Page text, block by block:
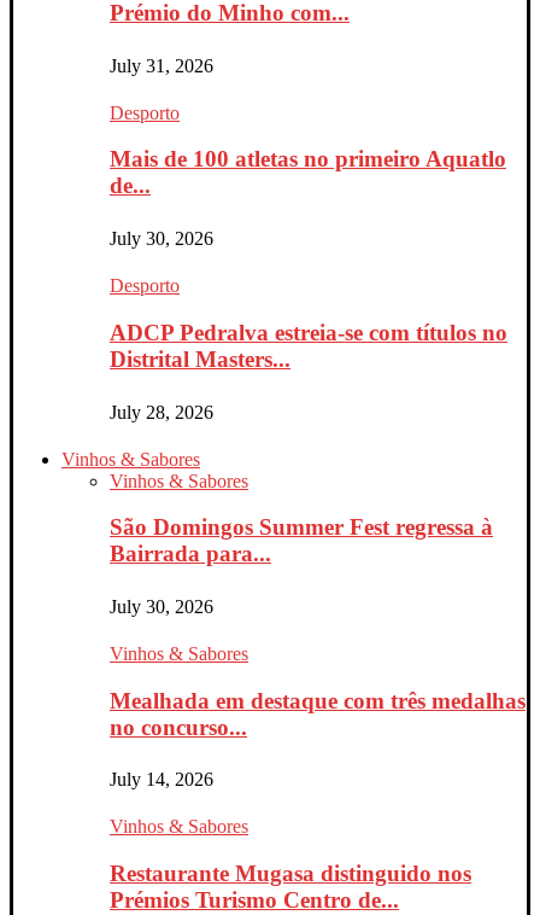
Prémio do Minho com...
July 31, 2026
Desporto
Mais de 100 atletas no primeiro Aquatlo
de...
July 30, 2026
Desporto
ADCP Pedralva estreia-se com títulos no
Distrital Masters...
July 28, 2026
Vinhos & Sabores
Vinhos & Sabores
São Domingos Summer Fest regressa à
Bairrada para...
July 30, 2026
Vinhos & Sabores
Mealhada em destaque com três medalhas
no concurso...
July 14, 2026
Vinhos & Sabores
Restaurante Mugasa distinguido nos
Prémios Turismo Centro de...